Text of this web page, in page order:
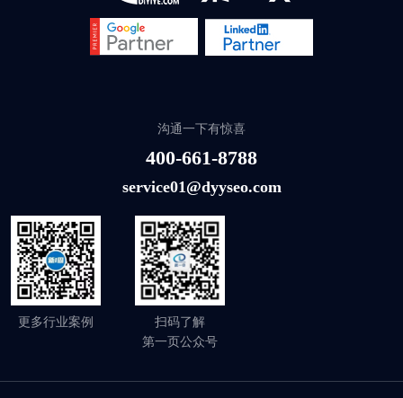
沟通一下有惊喜
400-661-8788
service01@dyyseo.com
更多行业案例
扫码了解
第一页公众号